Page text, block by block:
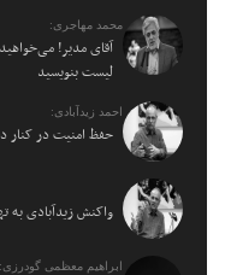
محمد مهاجری:
آقای مدیر!
لیست بنویسید
احمد زیدآبادی:
حفظ امنیت در کنار
واکنش زیدآبادی به
ابراهیم معظمی گودرزی: